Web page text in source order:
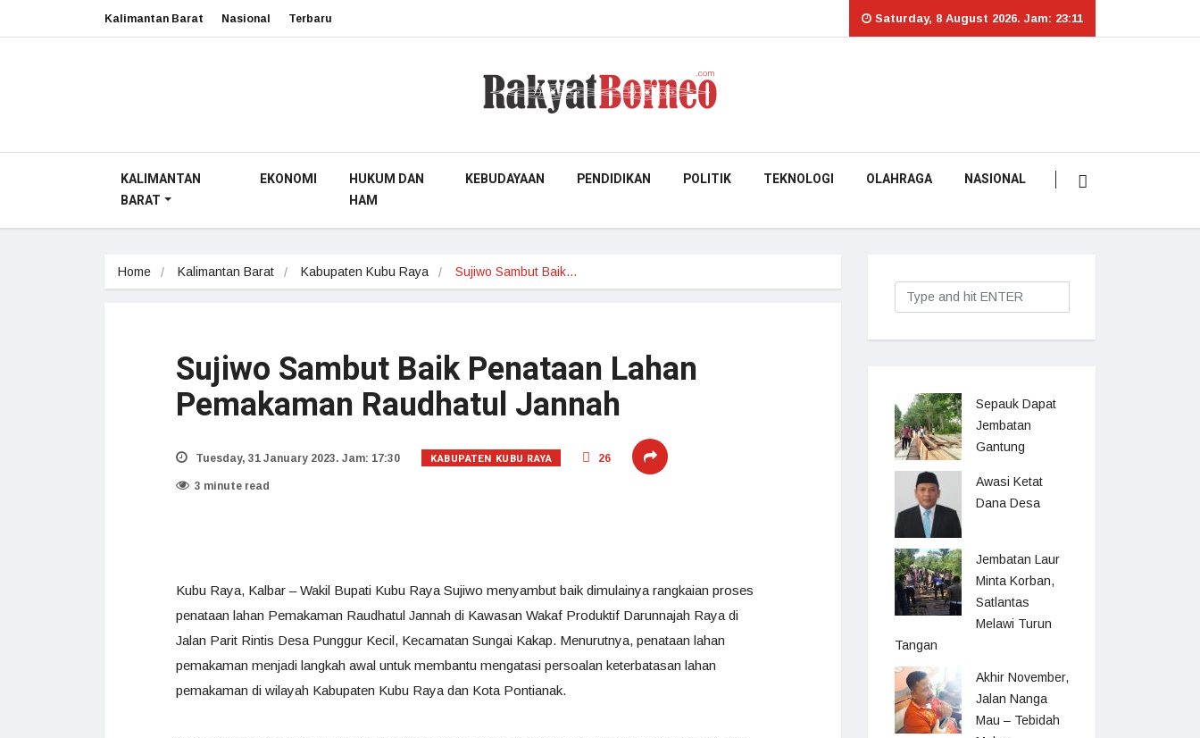
Kalimantan Barat Nasional Terbaru Saturday, 8 August 2026. Jam: 23:11
KALIMANTAN
BARAT
EKONOMI
HUKUM DAN
HAM
KEBUDAYAAN PENDIDIKAN POLITIK TEKNOLOGI OLAHRAGA NASIONAL
Home Kalimantan Barat Kabupaten Kubu Raya Sujiwo Sambut Baik…
Sujiwo Sambut Baik Penataan Lahan
Pemakaman Raudhatul Jannah
Tuesday, 31 January 2023. Jam: 17:30 KABUPATEN KUBU RAYA 26
3 minute read
Kubu Raya, Kalbar – Wakil Bupati Kubu Raya Sujiwo menyambut baik dimulainya rangkaian proses
penataan lahan Pemakaman Raudhatul Jannah di Kawasan Wakaf Produktif Darunnajah Raya di
Jalan Parit Rintis Desa Punggur Kecil, Kecamatan Sungai Kakap. Menurutnya, penataan lahan
pemakaman menjadi langkah awal untuk membantu mengatasi persoalan keterbatasan lahan
pemakaman di wilayah Kabupaten Kubu Raya dan Kota Pontianak.
Sepauk Dapat
Jembatan
Gantung
Awasi Ketat
Dana Desa
Jembatan Laur
Minta Korban,
Satlantas
Melawi Turun
Tangan
Akhir November,
Jalan Nanga
Mau – Tebidah